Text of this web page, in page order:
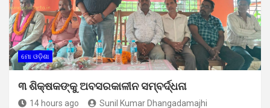
ମୋ ଓଡ଼ିଶା
୩ ଶିକ୍ଷକଙ୍କୁ ଅବସରକାଳୀନ ସମ୍ବର୍ଦ୍ଧନା
14 hours ago Sunil Kumar Dhangadamajhi